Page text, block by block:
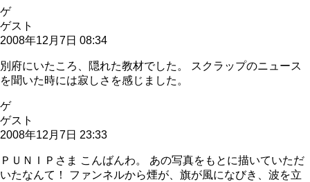
ゲ
ゲスト
2008年12月7日 08:34
別府にいたころ、隠れた教材でした。 スクラップのニュース
を聞いた時には寂しさを感じました。
ゲ
ゲスト
2008年12月7日 23:33
ＰＵＮＩＰさま こんばんわ。 あの写真をもとに描いていただ
いたなんて！ ファンネルから煙が、旗が風になびき、波を立